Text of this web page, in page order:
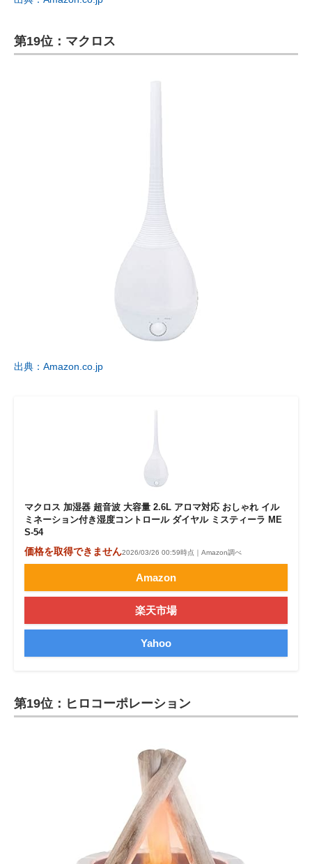
第19位：マクロス
出典：Amazon.co.jp
マクロス 加湿器 超音波 大容量 2.6L アロマ対応 おしゃれ イル
ミネーション付き湿度コントロール ダイヤル ミスティーラ ME
S-54
価格を取得できません2026/03/26 00:59時点｜Amazon調べ
Amazon
楽天市場
Yahoo
第19位：ヒロコーポレーション